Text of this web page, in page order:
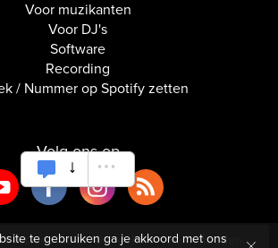
te gebruiken ga je akkoord met ons
Voor muzikanten
Voor DJ's
Software
Recording
/ Nummer op Spotify zetten
Volg ons op
Inside Audio. Alle rechten voorbehouden.